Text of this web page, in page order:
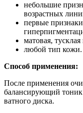
небольшие
возрастных
первые
матовая,
любой тип кожи.
Способ применения:
После применения
балансирующий
ватного диска.